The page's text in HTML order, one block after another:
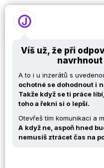
Nabídky
Vyberte si oblast
Analýza, návrh
Víš už, že při
navrhnout
A to i u inzerátů s
ochotné se dohodnout i
Takže když se ti práce
toho a řekni si o lepší.
Otevřeš tím komunikaci a
A když ne, aspoň hned
nemusíš ztrácet čas na